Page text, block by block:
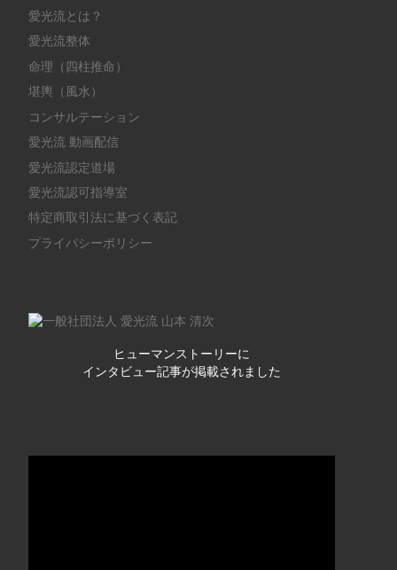
愛光流とは？
愛光流整体
命理（四柱推命）
堪輿（風水）
コンサルテーション
愛光流 動画配信
愛光流認定道場
愛光流認可指導室
特定商取引法に基づく表記
プライバシーポリシー
ヒューマンストーリーに
インタビュー記事が掲載されました